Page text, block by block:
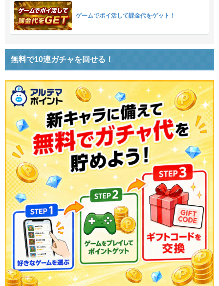
ゲームでポイ活して課金代をゲット！
無料で10連ガチャを回せる！